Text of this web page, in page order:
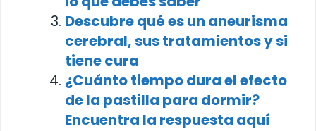
Descubre qué es un aneurisma
cerebral, sus tratamientos y si
tiene cura
¿Cuánto tiempo dura el efecto
de la pastilla para dormir?
Encuentra la respuesta aquí